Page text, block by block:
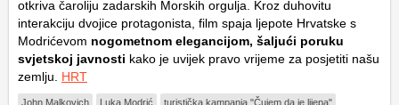
otkriva čaroliju zadarskih Morskih orgulja. Kroz duhovitu
interakciju dvojice protagonista, film spaja ljepote Hrvatske s
Modrićevom nogometnom elegancijom, šaljući poruku
svjetskoj javnosti kako je uvijek pravo vrijeme za posjetiti našu
zemlju. HRT
John Malkovich Luka Modrić turistička kampanja "Čujem da je lijepa"